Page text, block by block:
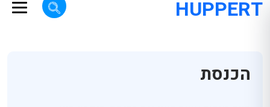
HUPPERT
הכנסת